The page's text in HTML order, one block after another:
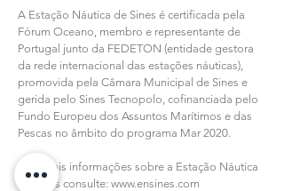
A Estação Náutica de Sines é certificada pela
Fórum Oceano, membro e representante de
Portugal junto da FEDETON (entidade gestora
da rede internacional das estações náuticas),
promovida pela Câmara Municipal de Sines e
gerida pelo Sines Tecnopolo, cofinanciada pelo
Fundo Europeu dos Assuntos Marítimos e das
Pescas no âmbito do programa Mar 2020.
Para mais informações sobre a Estação Náutica
de Sines consulte: www.ensines.com